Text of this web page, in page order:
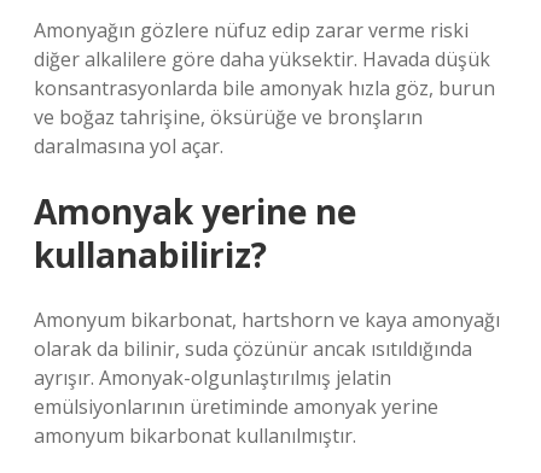
Amonyağın gözlere nüfuz edip zarar verme riski
diğer alkalilere göre daha yüksektir. Havada düşük
konsantrasyonlarda bile amonyak hızla göz, burun
ve boğaz tahrişine, öksürüğe ve bronşların
daralmasına yol açar.
Amonyak yerine ne
kullanabiliriz?
Amonyum bikarbonat, hartshorn ve kaya amonyağı
olarak da bilinir, suda çözünür ancak ısıtıldığında
ayrışır. Amonyak-olgunlaştırılmış jelatin
emülsiyonlarının üretiminde amonyak yerine
amonyum bikarbonat kullanılmıştır.